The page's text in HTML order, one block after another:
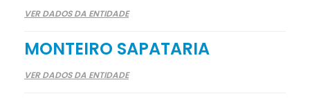
VER DADOS DA ENTIDADE
MONTEIRO SAPATARIA
VER DADOS DA ENTIDADE